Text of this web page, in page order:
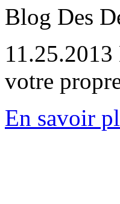
Blog Des
11.25.2013
votre
En savoir